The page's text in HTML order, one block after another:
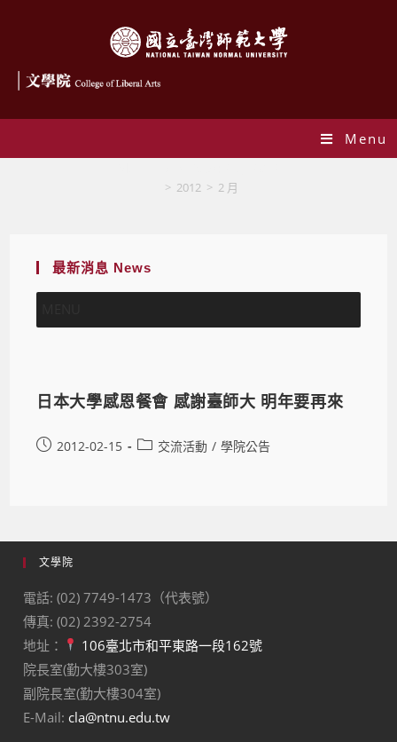
Menu
> 2012 > 2 月
最新消息 News
日本大學感恩餐會 感謝臺師大 明年要再來
2012-02-15 交流活動 / 學院公告
文學院
電話: (02) 7749-1473（代表號）
傳真: (02) 2392-2754
地址：
106臺北市和平東路一段162號
院長室(勤大樓303室)
副院長室(勤大樓304室)
E-Mail: cla@ntnu.edu.tw